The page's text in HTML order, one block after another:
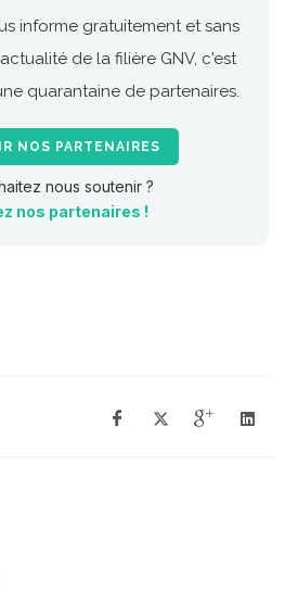
informe gratuitement et sans
de la filière GNV, c'est
quarantaine de partenaires.
NOS PARTENAIRES
nous soutenir ?
nos partenaires !